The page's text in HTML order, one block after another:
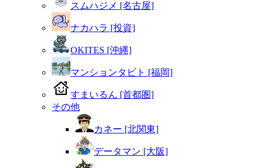
スムハジメ [名古屋]
ナカハラ [投資]
OKITES [沖縄]
マンションタビト [福岡]
すまいるん [首都圏]
その他
カネー [北関東]
データマン [大阪]